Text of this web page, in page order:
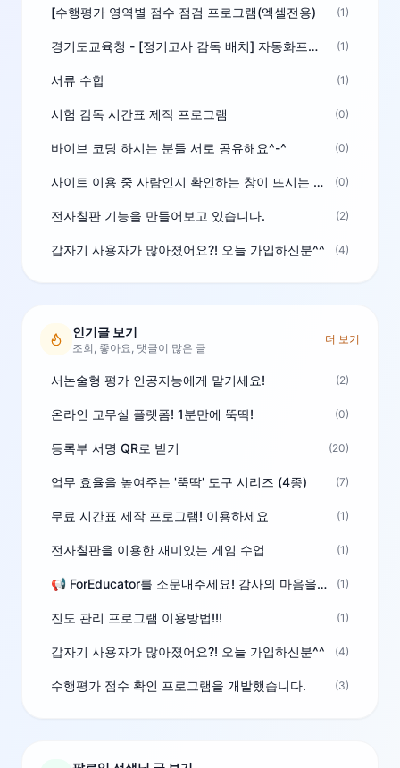
[수행평가 영역별 점수 점검 프로그램(엑셀전용) (1)
경기도교육청 - [정기고사 감독 배치] 자동화프로그램 보급 (1)
서류 수합 (1)
시험 감독 시간표 제작 프로그램 (0)
바이브 코딩 하시는 분들 서로 공유해요^-^ (0)
사이트 이용 중 사람인지 확인하는 창이 뜨시는 분은 알려주세요 (0)
전자칠판 기능을 만들어보고 있습니다. (2)
갑자기 사용자가 많아졌어요?! 오늘 가입하신분^^ (4)
인기글 보기
조회, 좋아요, 댓글이 많은 글
더 보기
서논술형 평가 인공지능에게 맡기세요! (2)
온라인 교무실 플랫폼! 1분만에 뚝딱! (0)
등록부 서명 QR로 받기 (20)
업무 효율을 높여주는 '뚝딱' 도구 시리즈 (4종) (7)
무료 시간표 제작 프로그램! 이용하세요 (1)
전자칠판을 이용한 재미있는 게임 수업 (1)
📢 ForEducator를 소문내주세요! 감사의 마음을 담은 포인트 선물 (1)
진도 관리 프로그램 이용방법!!! (1)
갑자기 사용자가 많아졌어요?! 오늘 가입하신분^^ (4)
수행평가 점수 확인 프로그램을 개발했습니다. (3)